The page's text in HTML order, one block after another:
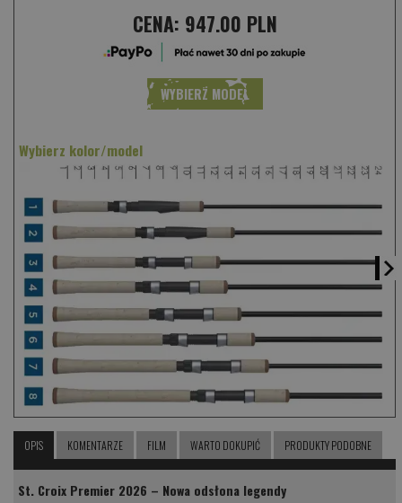
CENA: 947.00 PLN
WYBIERZ MODEL
Wybierz kolor/model
OPIS KOMENTARZE FILM WARTO DOKUPIĆ PRODUKTY PODOBNE
St. Croix Premier 2026 – Nowa odsłona legendy